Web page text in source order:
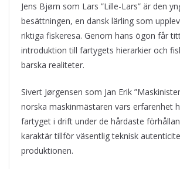
Jens Bjørn som Lars ”Lille-Lars” är den
besättningen, en dansk lärling som
riktiga fiskeresa. Genom hans ögon får
introduktion till fartygets hierarkier och
barska realiteter.
Sivert Jørgensen som Jan Erik
norska maskinmästaren vars erfarenhet
fartyget i drift under de hårdaste
karaktär tillför väsentlig teknisk
produktionen.